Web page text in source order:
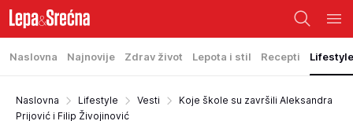
Naslovna Najnovije Zdrav život Lepota i stil Recepti Lifestyle
Naslovna Lifestyle Vesti
Koje škole su završili Aleksandra
Prijović i Filip Živojinović